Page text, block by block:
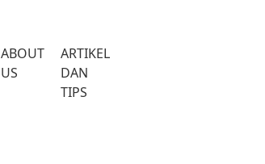
ABOUT
US
ARTIKEL
DAN
TIPS